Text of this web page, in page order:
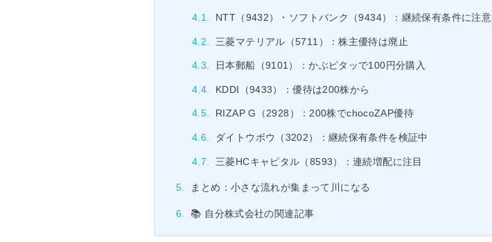
NTT（9432）・ソフトバンク（9434）：継続保有条件に注意
三菱マテリアル（5711）：株主優待は廃止
日本郵船（9101）：かぶピタッで100円分購入
KDDI（9433）：優待は200株から
RIZAP G（2928）：200株でchocoZAP優待
ダイトウボウ（3202）：継続保有条件を検証中
三菱HCキャピタル（8593）：連続増配に注目
まとめ：小さな流れが集まって川になる
📚 自分株式会社の関連記事